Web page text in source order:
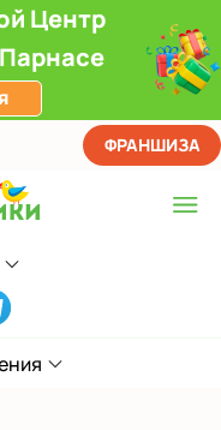
Центр
ФРАНШИЗА